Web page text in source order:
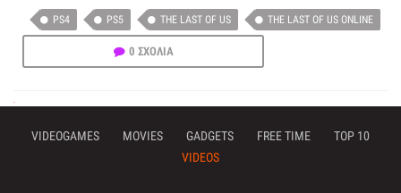
PS4 PS5 THE LAST OF US THE LAST OF US ONLINE
0 ΣΧΟΛΙΑ
VIDEOGAMES MOVIES GADGETS FREE TIME
TOP 10
VIDEOS